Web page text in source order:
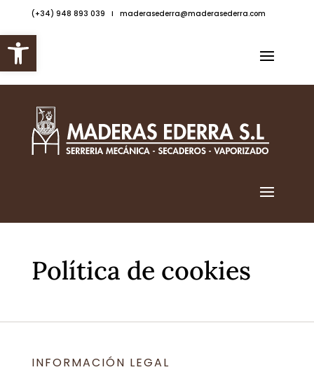
Abrir barra de herramientas
(+34) 948 893 039 I maderasederra@maderasederra.com
Política de cookies
INFORMACIÓN LEGAL